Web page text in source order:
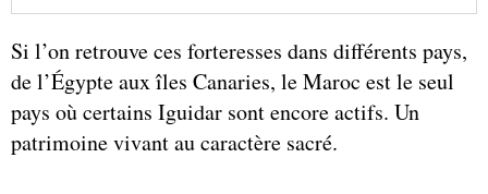
Si l’on retrouve ces forteresses dans différents pays,
de l’Égypte aux îles Canaries, le Maroc est le seul
pays où certains Iguidar sont encore actifs. Un
patrimoine vivant au caractère sacré.